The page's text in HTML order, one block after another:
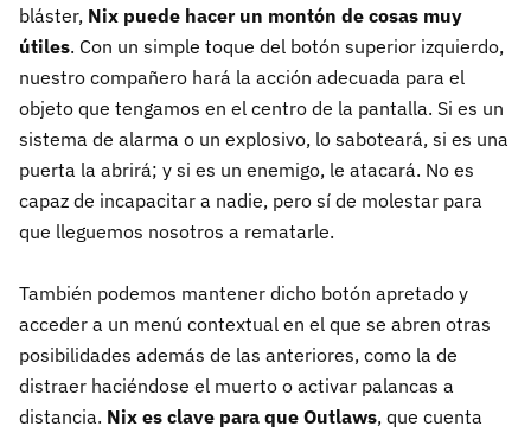
bláster, Nix puede hacer un montón de cosas muy
útiles. Con un simple toque del botón superior izquierdo,
nuestro compañero hará la acción adecuada para el
objeto que tengamos en el centro de la pantalla. Si es un
sistema de alarma o un explosivo, lo saboteará, si es una
puerta la abrirá; y si es un enemigo, le atacará. No es
capaz de incapacitar a nadie, pero sí de molestar para
que lleguemos nosotros a rematarle.
También podemos mantener dicho botón apretado y
acceder a un menú contextual en el que se abren otras
posibilidades además de las anteriores, como la de
distraer haciéndose el muerto o activar palancas a
distancia. Nix es clave para que Outlaws, que cuenta